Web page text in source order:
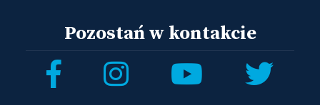
Pozostań w kontakcie